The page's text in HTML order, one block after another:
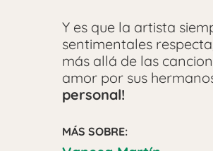
Y es que la artista
sentimentales
más allá de las
amor por sus
personal!
MÁS SOBRE: